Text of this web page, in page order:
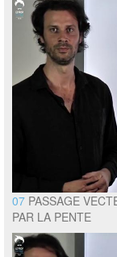
07 PASSAGE
PAR LA PENTE